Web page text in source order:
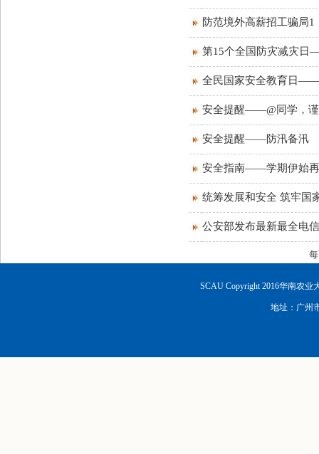
防范境外高薪招工骗局1
第15个全国防灾减灾日
全民国家安全教育日——
安全提醒——@同学，谨
安全提醒——防汛备汛
安全指南——学期伊始
统筹发展和安全 筑牢国
公安部发布最新最全电
SCAU Copyright 2016华南农业
地址：广州